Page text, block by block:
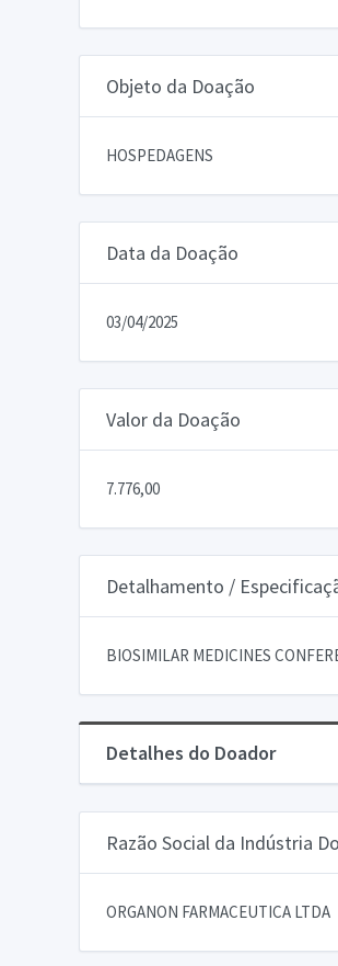
Objeto da Doação
HOSPEDAGENS
Data da Doação
03/04/2025
Valor da Doação
7.776,00
Detalhamento /
BIOSIMILAR MEDICINES
Detalhes do Doador
Razão Social da Indústria
ORGANON FARMACEUTICA LTDA